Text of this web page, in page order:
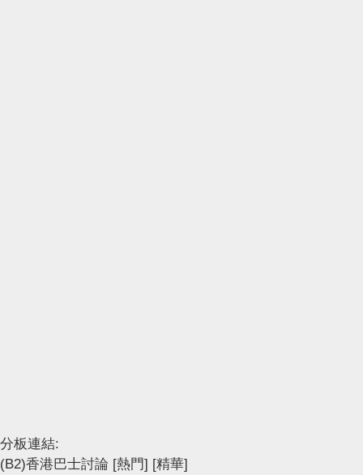
分板連結:
(B2)香港巴士討論 [熱門] [精華]